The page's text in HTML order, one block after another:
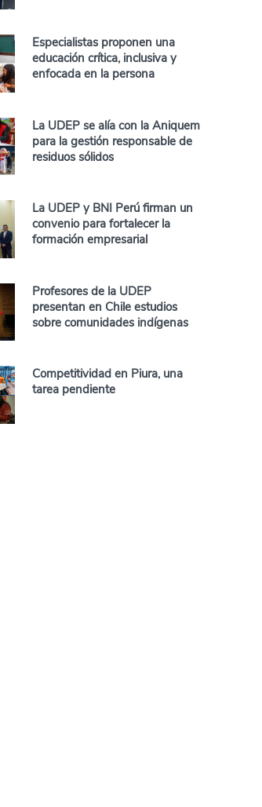
Especialistas proponen una
educación crítica, inclusiva y
enfocada en la persona
La UDEP se alía con la Aniquem
para la gestión responsable de
residuos sólidos
La UDEP y BNI Perú firman un
convenio para fortalecer la
formación empresarial
Profesores de la UDEP
presentan en Chile estudios
sobre comunidades indígenas
Competitividad en Piura, una
tarea pendiente